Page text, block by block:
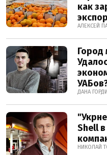
как
АЛЕКСЕЙ
Город
ДАНА
Shell
НИКОЛАЙ